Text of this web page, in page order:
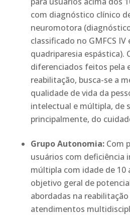
com diagnóstico clínico
neuromotora
classificado no GMFCS
quadriparesia espástica).
diferenciados feitos pela
reabilitação, busca-se a
qualidade de vida da
intelectual e múltipla, de
principalmente, do
Grupo Autonomia: Com
usuários com deficiência
múltipla com idade de 10
objetivo geral de
abordadas na
atendimentos